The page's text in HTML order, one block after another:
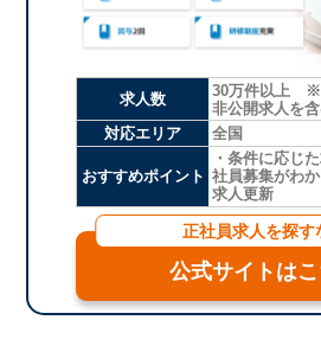
求人数
30万件以上
非公開求人を
対応エリア
全国
おすすめポイント
・条件に応じ
社員募集がわ
求人更新
正社員求人を探す
公式サイトは